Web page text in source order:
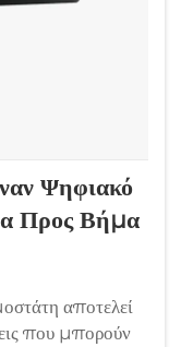
Ψηφιακό
Προς Βήμα
αποτελεί
που μπορούν